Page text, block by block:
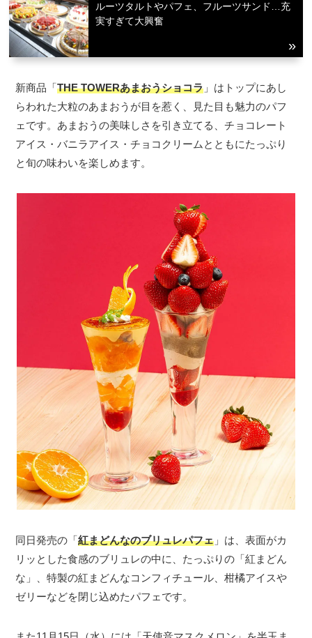
ルーツタルトやパフェ、フルーツサンド…充
実すぎて大興奮
新商品「THE TOWERあまおうショコラ 」はトップにあし
らわれた大粒のあまおうが目を惹く、見た目も魅力のパフ
ェです。あまおうの美味しさを引き立てる、チョコレート
アイス・バニラアイス・チョコクリームとともにたっぷり
と旬の味わいを楽しめます。
同日発売の「紅まどんなのブリュレパフェ 」は、表面がカ
リッとした食感のブリュレの中に、たっぷりの「紅まどん
な」、特製の紅まどんなコンフィチュール、柑橘アイスや
ゼリーなどを閉じ込めたパフェです。